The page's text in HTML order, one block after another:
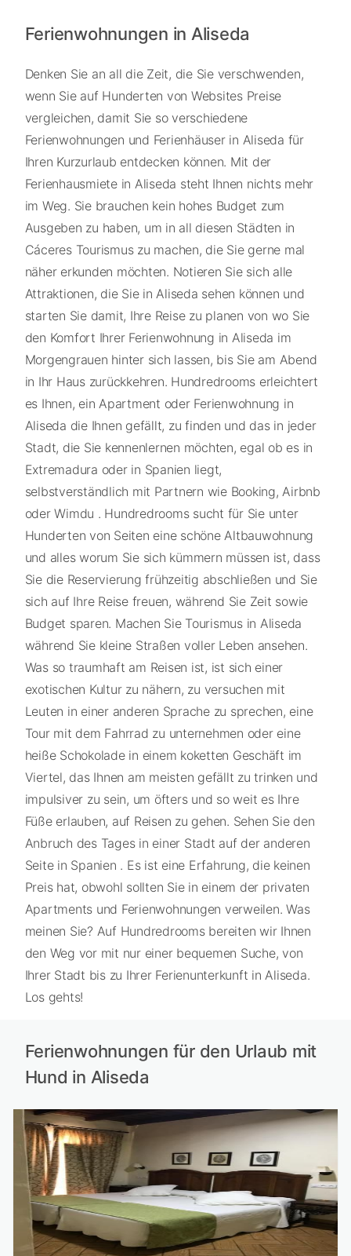
Ferienwohnungen in Aliseda
Denken Sie an all die Zeit, die Sie verschwenden,
wenn Sie auf Hunderten von Websites Preise
vergleichen, damit Sie so verschiedene
Ferienwohnungen und Ferienhäuser in Aliseda für
Ihren Kurzurlaub entdecken können. Mit der
Ferienhausmiete in Aliseda steht Ihnen nichts mehr
im Weg. Sie brauchen kein hohes Budget zum
Ausgeben zu haben, um in all diesen Städten in
Cáceres Tourismus zu machen, die Sie gerne mal
näher erkunden möchten. Notieren Sie sich alle
Attraktionen, die Sie in Aliseda sehen können und
starten Sie damit, Ihre Reise zu planen von wo Sie
den Komfort Ihrer Ferienwohnung in Aliseda im
Morgengrauen hinter sich lassen, bis Sie am Abend
in Ihr Haus zurückkehren. Hundredrooms erleichtert
es Ihnen, ein Apartment oder Ferienwohnung in
Aliseda die Ihnen gefällt, zu finden und das in jeder
Stadt, die Sie kennenlernen möchten, egal ob es in
Extremadura oder in Spanien liegt,
selbstverständlich mit Partnern wie Booking, Airbnb
oder Wimdu . Hundredrooms sucht für Sie unter
Hunderten von Seiten eine schöne Altbauwohnung
und alles worum Sie sich kümmern müssen ist, dass
Sie die Reservierung frühzeitig abschließen und Sie
sich auf Ihre Reise freuen, während Sie Zeit sowie
Budget sparen. Machen Sie Tourismus in Aliseda
während Sie kleine Straßen voller Leben ansehen.
Was so traumhaft am Reisen ist, ist sich einer
exotischen Kultur zu nähern, zu versuchen mit
Leuten in einer anderen Sprache zu sprechen, eine
Tour mit dem Fahrrad zu unternehmen oder eine
heiße Schokolade in einem koketten Geschäft im
Viertel, das Ihnen am meisten gefällt zu trinken und
impulsiver zu sein, um öfters und so weit es Ihre
Füße erlauben, auf Reisen zu gehen. Sehen Sie den
Anbruch des Tages in einer Stadt auf der anderen
Seite in Spanien . Es ist eine Erfahrung, die keinen
Preis hat, obwohl sollten Sie in einem der privaten
Apartments und Ferienwohnungen verweilen. Was
meinen Sie? Auf Hundredrooms bereiten wir Ihnen
den Weg vor mit nur einer bequemen Suche, von
Ihrer Stadt bis zu Ihrer Ferienunterkunft in Aliseda.
Los gehts!
Ferienwohnungen für den Urlaub mit
Hund in Aliseda